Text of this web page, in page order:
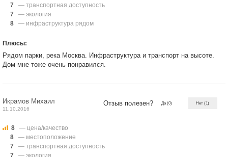
7
— транспортная доступность
7
— экология
8
— инфраструктура рядом
Плюсы:
Рядом парки, река Москва. Инфраструктура и транспорт на высоте.
Дом мне тоже очень понравился.
Икрамов Михаил
11.10.2016
Отзыв полезен? Да(0) Нет (1)
8
— цена/качество
8
— местоположение
7
— транспортная доступность
7
— экология